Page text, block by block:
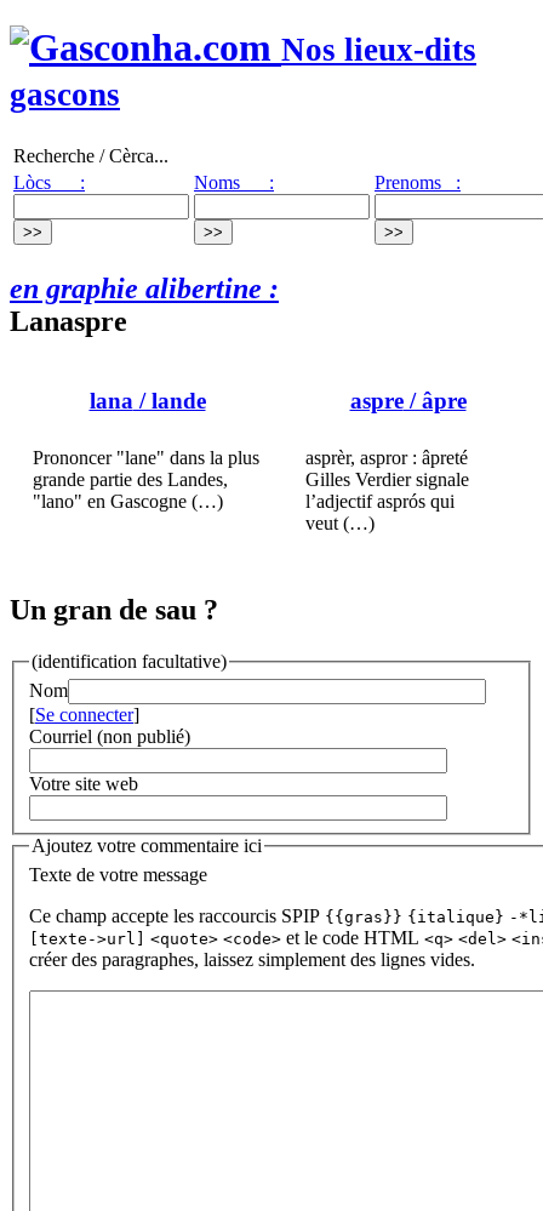
Nos lieux-dits
gascons
Recherche / Cèrca...
Lòcs :
Noms : Prenoms :
en graphie alibertine :
Lanaspre
lana/ lande
Prononcer "lane" dans la plus
grande partie des Landes,
"lano" en Gascogne (…)
aspre/ âpre
asprèr, aspror : âpreté
Gilles Verdier signale
l’adjectif asprós qui
veut (…)
Un gran de sau ?
(identification facultative)
Nom
[Se connecter]
Courriel (non publié)
Votre site web
Ajoutez votre commentaire ici
Texte de votre message
Ce champ accepte les raccourcis SPIP {{gras}} {italique} -
[texte->url] <quote> <code> et le code HTML <q> <del>
créer des paragraphes, laissez simplement des lignes vides.